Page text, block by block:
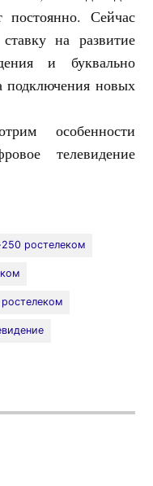
Сейчас
на развитие
и буквально
подключения новых
особенности
телевидение
ростелеком